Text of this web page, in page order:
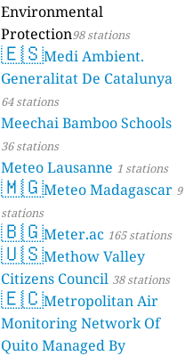
Environmental
Protection98 stations
🇪🇸Medi Ambient.
Generalitat De Catalunya
64 stations
Meechai Bamboo Schools
36 stations
Meteo Lausanne 1 stations
🇲🇬Meteo Madagascar 9
stations
🇧🇬Meter.ac 165 stations
🇺🇸Methow Valley
Citizens Council 38 stations
🇪🇨Metropolitan Air
Monitoring Network Of
Quito Managed By